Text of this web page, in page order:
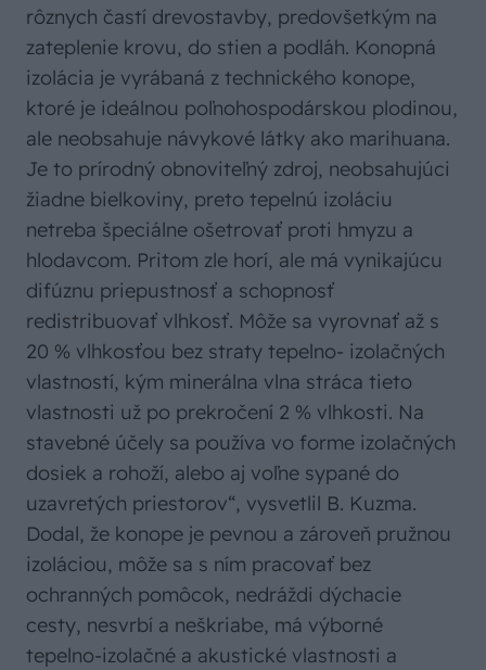
rôznych častí drevostavby, predovšetkým na
zateplenie krovu, do stien a podláh. Konopná
izolácia je vyrábaná z technického konope,
ktoré je ideálnou poľnohospodárskou plodinou,
ale neobsahuje návykové látky ako marihuana.
Je to prírodný obnoviteľný zdroj, neobsahujúci
žiadne bielkoviny, preto tepelnú izoláciu
netreba špeciálne ošetrovať proti hmyzu a
hlodavcom. Pritom zle horí, ale má vynikajúcu
difúznu priepustnosť a schopnosť
redistribuovať vlhkosť. Môže sa vyrovnať až s
20 % vlhkosťou bez straty tepelno- izolačných
vlastností, kým minerálna vlna stráca tieto
vlastnosti už po prekročení 2 % vlhkosti. Na
stavebné účely sa používa vo forme izolačných
dosiek a rohoží, alebo aj voľne sypané do
uzavretých priestorov“, vysvetlil B. Kuzma.
Dodal, že konope je pevnou a zároveň pružnou
izoláciou, môže sa s ním pracovať bez
ochranných pomôcok, nedráždi dýchacie
cesty, nesvrbí a neškriabe, má výborné
tepelno-izolačné a akustické vlastnosti a